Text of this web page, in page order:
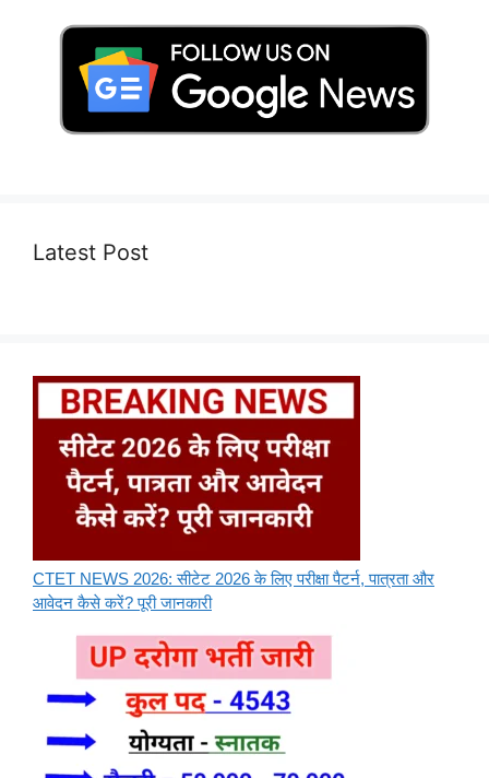
Latest Post
CTET NEWS 2026: सीटेट 2026 के लिए परीक्षा पैटर्न, पात्रता और
आवेदन कैसे करें? पूरी जानकारी